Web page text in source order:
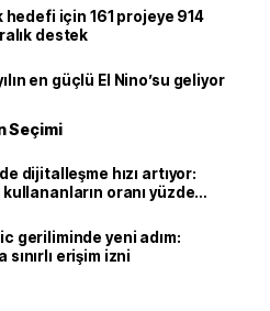
hedefi için 161 projeye 914
destek
en güçlü El Nino’su geliyor
Seçimi
dijitalleşme hızı artıyor:
oranı yüzde
geriliminde yeni adım:
sınırlı erişim izni